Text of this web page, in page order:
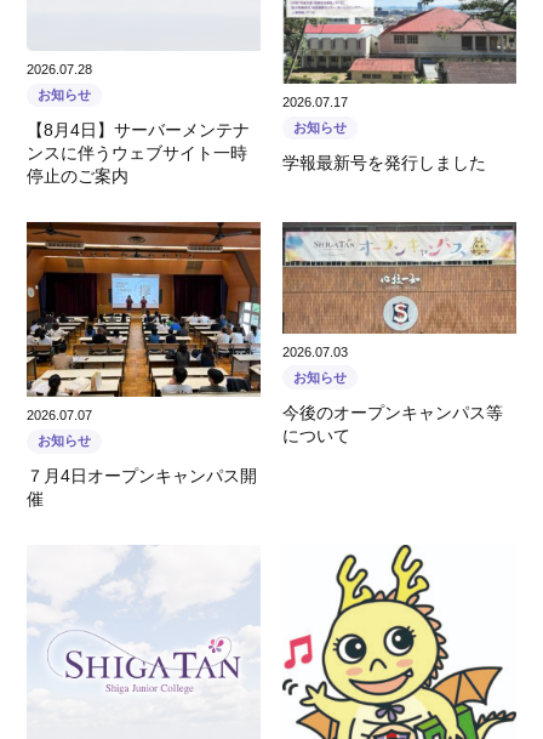
2026.07.28
お知らせ
【8月4日】サーバーメンテナ
ンスに伴うウェブサイト一時
停止のご案内
2026.07.17
お知らせ
学報最新号を発行しました
2026.07.07
お知らせ
７月4日オープンキャンパス開
催
2026.07.03
お知らせ
今後のオープンキャンパス等
について